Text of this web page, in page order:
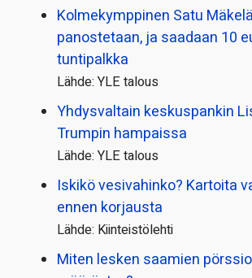
Kolmekymppinen Satu
panostetaan, ja saadaan 10
tuntipalkka
Lähde: YLE talous
Yhdysvaltain keskuspankin
Trumpin hampaissa
Lähde: YLE talous
Iskikö vesivahinko? Kartoita
ennen korjausta
Lähde: Kiinteistölehti
Miten lesken saamien